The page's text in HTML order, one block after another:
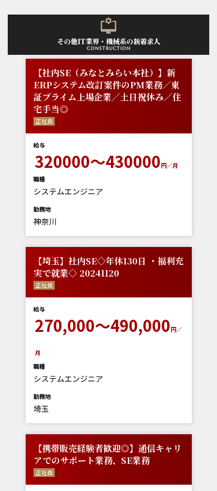
その他IT業界・機械系の新着求人
construction
【社内SE（みなとみらい本社）】新
ERPシステム改訂案件のPM業務／東
証プライム上場企業／土日祝休み／住
宅手当◎
正社員
給与
320000～430000円／月
職種
システムエンジニア
勤務地
神奈川
【埼玉】社内SE◇年休130日 ・福利充
実で就業◇ 20241120
正社員
給与
270,000～490,000円／
月
職種
システムエンジニア
勤務地
埼玉
【携帯販売経験者歓迎◎】通信キャリ
アでのサポート業務、SE業務
正社員